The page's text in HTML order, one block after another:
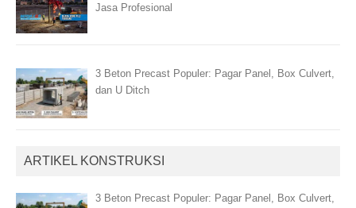
Jasa Profesional
3 Beton Precast Populer: Pagar Panel, Box Culvert,
dan U Ditch
ARTIKEL KONSTRUKSI
3 Beton Precast Populer: Pagar Panel, Box Culvert,